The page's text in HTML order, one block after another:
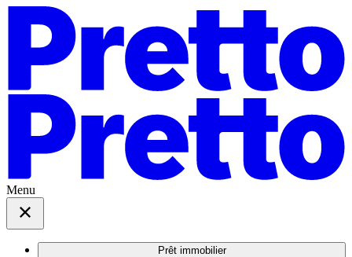
Menu
Prêt immobilier